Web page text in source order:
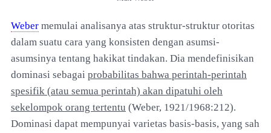
Weber memulai analisanya atas struktur-struktur otoritas
dalam suatu cara yang konsisten dengan asumsi-
asumsinya tentang hakikat tindakan. Dia mendefinisikan
dominasi sebagai probabilitas bahwa perintah-perintah
spesifik (atau semua perintah) akan dipatuhi oleh
sekelompok orang tertentu (Weber, 1921/1968:212).
Dominasi dapat mempunyai varietas basis-basis, yang sah